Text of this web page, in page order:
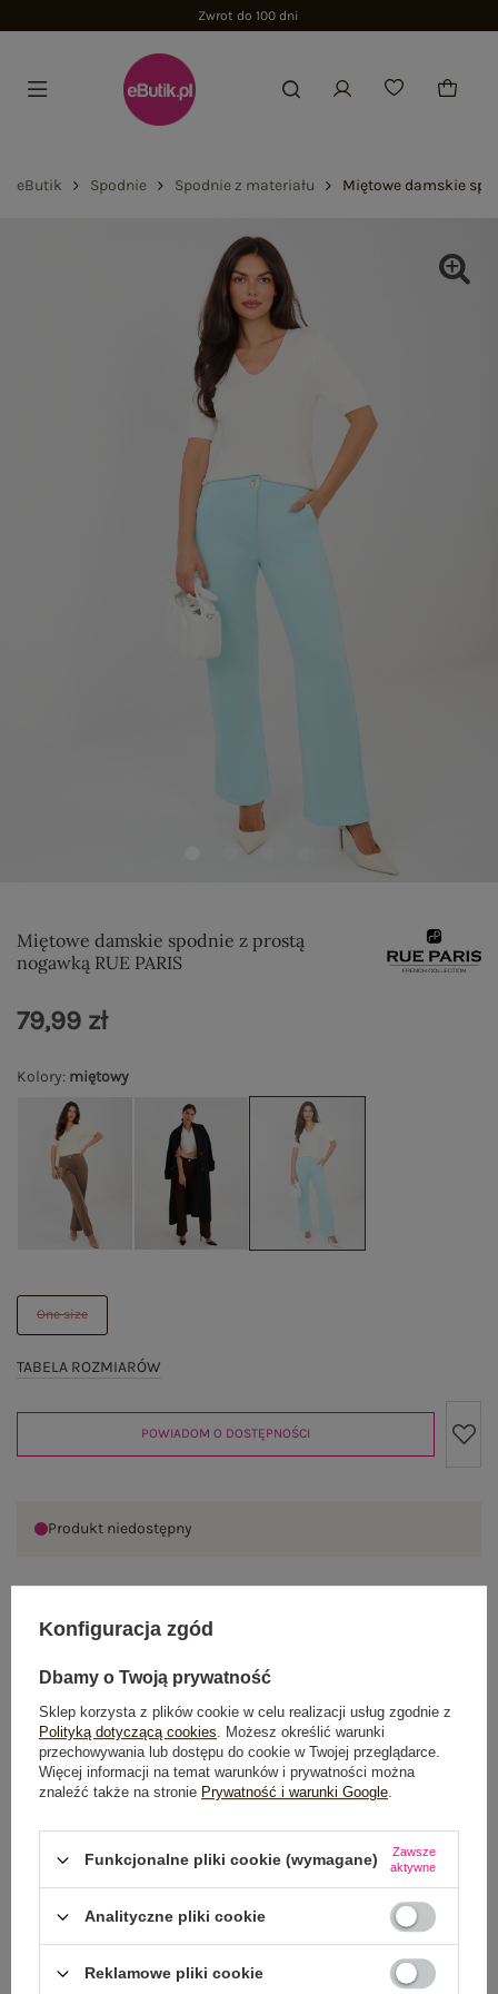
Zwrot do 100 dni
eButik Spodnie Spodnie z materiału Miętowe damskie
Miętowe damskie spodnie z prostą
nogawką RUE PARIS
Kolory: miętowy
One size
TABELA ROZMIARÓW
79,99 zł
POWIADOM O DOSTĘPNOŚCI
Produkt niedostępny
OPIS PRODUKTU
GŁÓWNE PARAMETRY
OPINIE O PRODUKCIE (0)
WYSYŁKA I DOSTAWA
ZWROTY I REKLAMACJE
Konfiguracja zgód
Dbamy o Twoją prywatność
Sklep korzysta z plików cookie w celu realizacji usług zgodnie z
Polityką dotyczącą cookies. Możesz określić warunki
przechowywania lub dostępu do cookie w Twojej przeglądarce.
Więcej informacji na temat warunków i prywatności można
znaleźć także na stronie Prywatność i warunki Google.
Funkcjonalne pliki cookie (wymagane)
Zawsze
aktywne
Analityczne pliki cookie
Reklamowe pliki cookie